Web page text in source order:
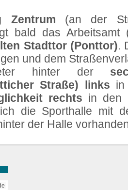
Zentrum (an der
bald das Arbeitsamt
Stadttor (Ponttor).
und dem
hinter der
Straße) links
rechts in den
die Sporthalle mit
der Halle